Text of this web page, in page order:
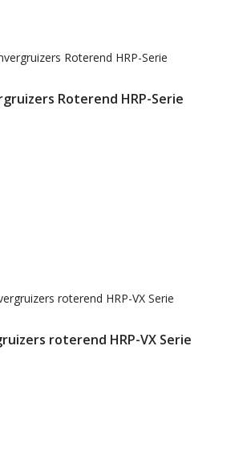
Roterend HRP-Serie
roterend HRP-VX Serie